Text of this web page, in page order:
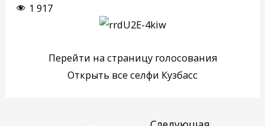
1 917
Перейти на страницу голосования
Открыть все селфи Кузбасс